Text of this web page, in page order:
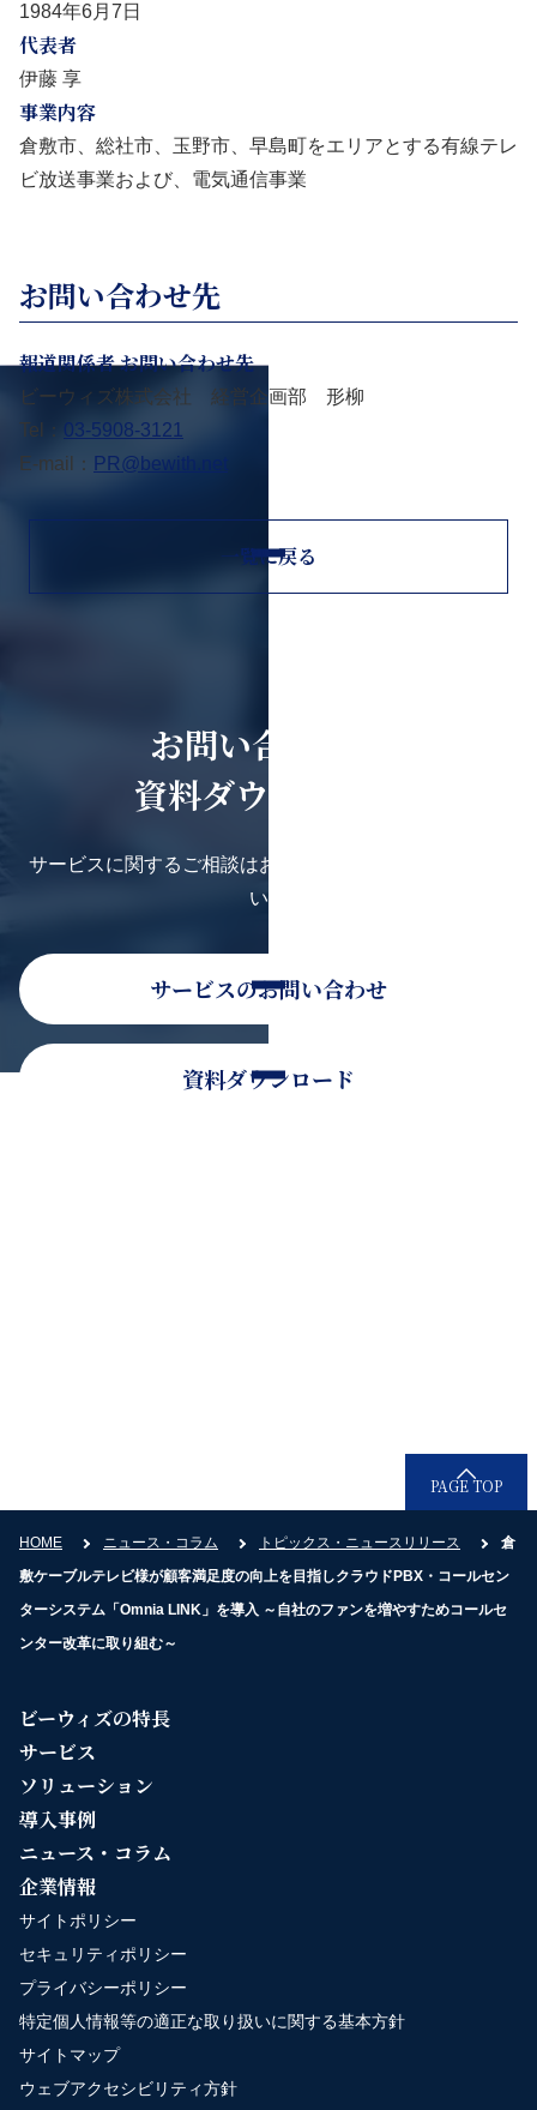
1984年6月7日
代表者
伊藤 享
事業内容
倉敷市、総社市、玉野市、早島町をエリアとする有線テレ
ビ放送事業および、電気通信事業
お問い合わせ先
報道関係者 お問い合わせ先
ビーウィズ株式会社 経営企画部 形柳
Tel： 03-5908-3121
E-mail： PR@bewith.net
一覧に戻る
お問い合わせ・
資料ダウンロード
サービスに関するご相談はお気軽にお問い合わせくださ
い。
サービスのお問い合わせ
資料ダウンロード
HOME ニュース・コラム トピックス・ニュースリリース
倉
敷ケーブルテレビ様が顧客満足度の向上を目指しクラウドPBX・コールセン
ターシステム「Omnia LINK」を導入 ～自社のファンを増やすためコールセ
ンター改革に取り組む～
PAGE TOP
ビーウィズの特長
サービス
ソリューション
導入事例
ニュース・コラム
企業情報
サイトポリシー
セキュリティポリシー
プライバシーポリシー
特定個人情報等の適正な取り扱いに関する基本方針
サイトマップ
ウェブアクセシビリティ方針